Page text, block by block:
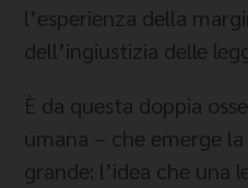
l’esperienza della
dell’ingiustizia delle
È da questa doppia
umana – che emerge
grande: l’idea che una